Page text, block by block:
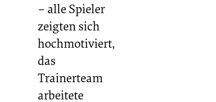
– alle Spieler
zeigten sich
hochmotiviert,
das
Trainerteam
arbeitete